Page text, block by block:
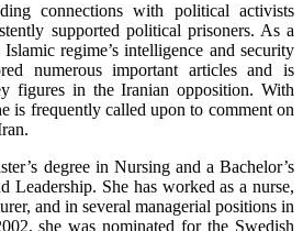
connections with political activists
supported political prisoners. As a
regime’s intelligence and security
numerous important articles and is
figures in the Iranian opposition. With
is frequently called upon to comment on
degree in Nursing and a Bachelor’s
Leadership. She has worked as a nurse,
and in several managerial positions in
she was nominated for the Swedish